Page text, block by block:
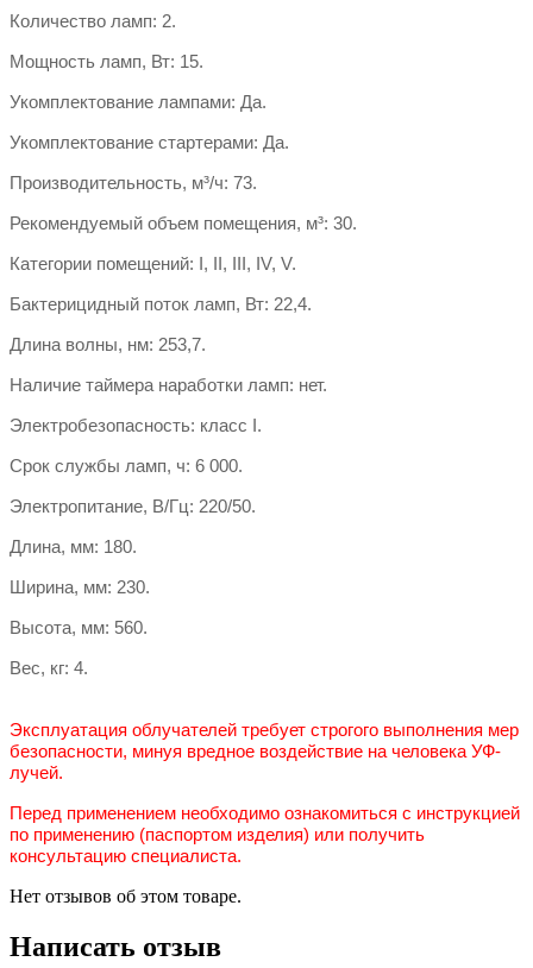
Количество ламп: 2.
Мощность ламп, Вт: 15.
Укомплектование лампами: Да.
Укомплектование стартерами: Да.
Производительность, м³/ч: 73.
Рекомендуемый объем помещения, м³: 30.
Категории помещений: I, II, III, IV, V.
Бактерицидный поток ламп, Вт: 22,4.
Длина волны, нм: 253,7.
Наличие таймера наработки ламп: нет.
Электробезопасность: класс I.
Срок службы ламп, ч: 6 000.
Электропитание, В/Гц: 220/50.
Длина, мм: 180.
Ширина, мм: 230.
Высота, мм: 560.
Вес, кг: 4.
Эксплуатация облучателей требует строгого выполнения мер
безопасности, минуя вредное воздействие на человека УФ-
лучей.
Перед применением необходимо ознакомиться с инструкцией
по применению (паспортом изделия) или получить
консультацию специалиста.
Нет отзывов об этом товаре.
Написать отзыв